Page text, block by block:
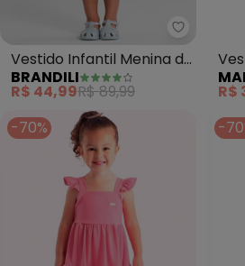
Brandili -
Vestido Infantil Menina da
Bluey (Rosa)
BRANDILI
R$ 44,99R$ 89,99 R$
-70%
-